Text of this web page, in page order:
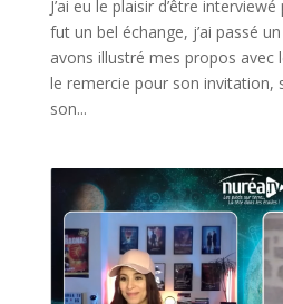
J’ai eu le plaisir d’être
fut un bel échange, j’ai passé
avons illustré mes propos avec
le remercie pour son invitation,
son...